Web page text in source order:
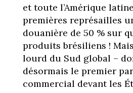
et toute l’Amérique
premières représailles
douanière de 50 % sur
produits brésiliens !
lourd du Sud global –
désormais le premier
commercial devant les